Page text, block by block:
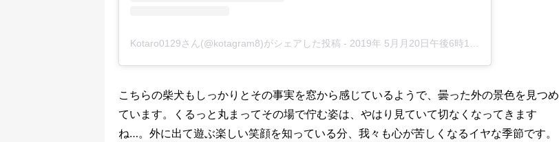
Kotaro0129さん(@kotagram8)がシェアした投稿 - 2019年 5月月20日午後6時11分PDT
こちらの柴犬もしっかりとその事実を窓から感じているようで、曇った外の景色を見つめ
ています。くるっと丸まってその場で佇む姿は、やはり見ていて切なくなってきます
ね…。外に出て遊ぶ楽しい笑顔を知っている分、我々も心が苦しくなるイヤな季節です。